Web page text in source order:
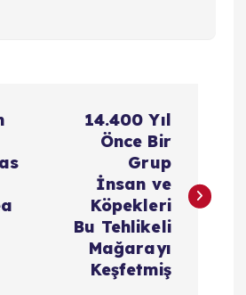
14.400 Yıl
Önce Bir
Grup
İnsan ve
Köpekleri
Bu Tehlikeli
Mağarayı
Keşfetmiş